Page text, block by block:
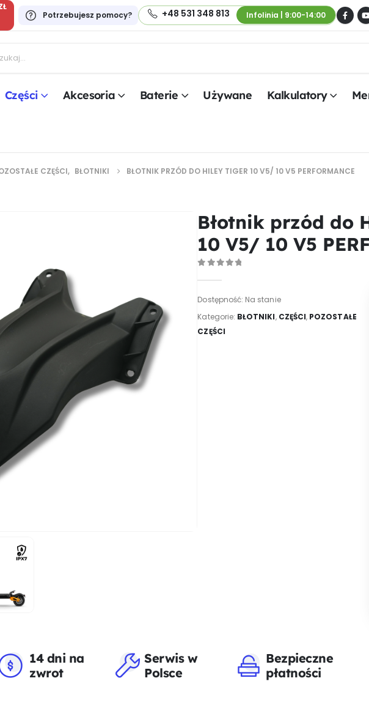
Potrzebujesz pomocy?
+48 531 348 813 Infolinia | 9:00-14:00
Części Akcesoria Baterie Używane Kalkulatory
CZĘŚCI, BŁOTNIKI BŁOTNIK PRZÓD DO HILEY TIGER 10 V5/ 10 V5 PERFORMANCE
Błotnik przód do
10 V5/ 10 V5
Dostępność: Na stanie
Kategorie: BŁOTNIKI, CZĘŚCI, POZOSTAŁE
CZĘŚCI
14 dni na
zwrot
Serwis w
Polsce
Bezpieczne
płatności